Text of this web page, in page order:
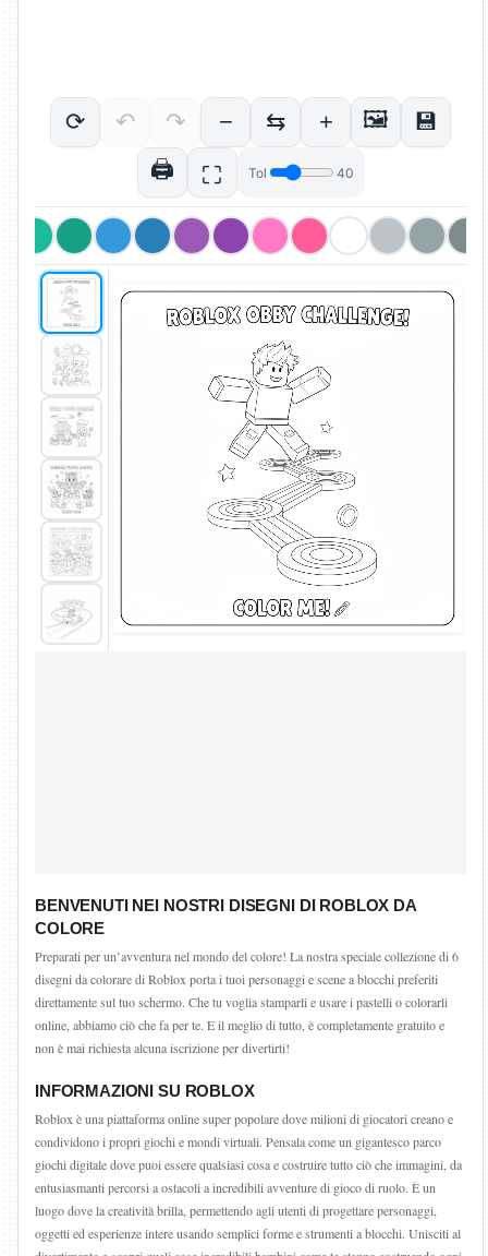
BENVENUTI NEI NOSTRI DISEGNI DI ROBLOX DA
COLORE
Preparati per un’avventura nel mondo del colore! La nostra speciale collezione di 6
disegni da colorare di Roblox porta i tuoi personaggi e scene a blocchi preferiti
direttamente sul tuo schermo. Che tu voglia stamparli e usare i pastelli o colorarli
online, abbiamo ciò che fa per te. E il meglio di tutto, è completamente gratuito e
non è mai richiesta alcuna iscrizione per divertirti!
INFORMAZIONI SU ROBLOX
Roblox è una piattaforma online super popolare dove milioni di giocatori creano e
condividono i propri giochi e mondi virtuali. Pensala come un gigantesco parco
giochi digitale dove puoi essere qualsiasi cosa e costruire tutto ciò che immagini, da
entusiasmanti percorsi a ostacoli a incredibili avventure di gioco di ruolo. È un
luogo dove la creatività brilla, permettendo agli utenti di progettare personaggi,
oggetti ed esperienze intere usando semplici forme e strumenti a blocchi. Unisciti al